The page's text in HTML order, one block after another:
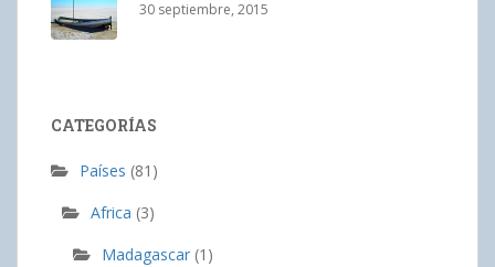
30 septiembre, 2015
CATEGORÍAS
Países (81)
Africa (3)
Madagascar (1)